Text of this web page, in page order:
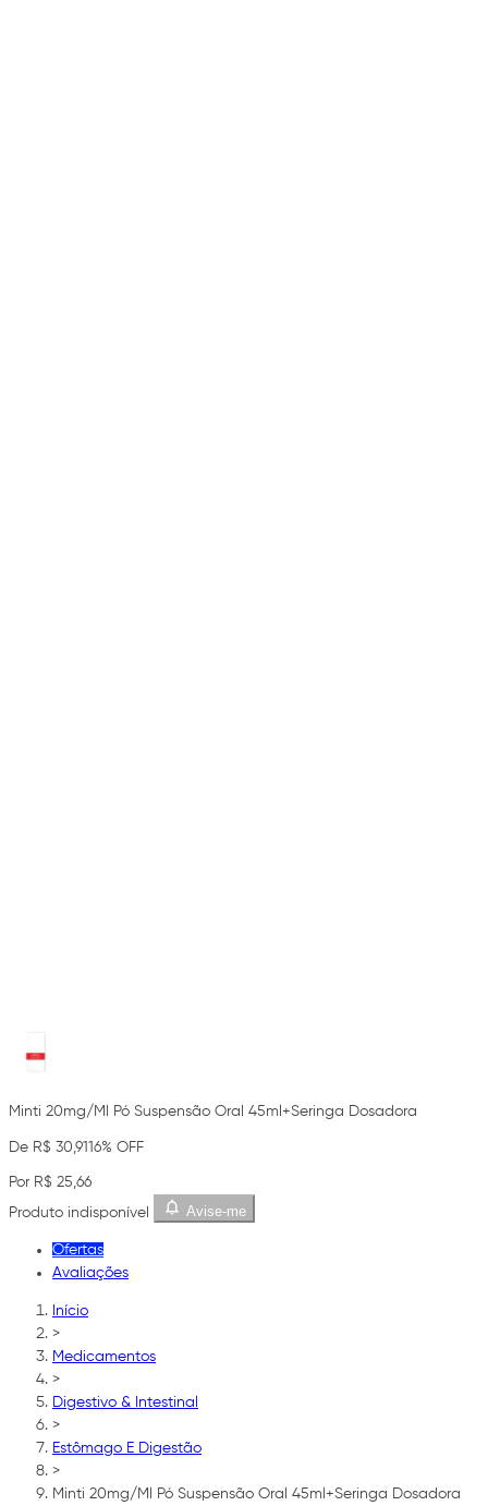
Minti 20mg/Ml Pó Suspensão Oral 45ml+Seringa Dosadora
De R$ 30,9116% OFF
Por R$ 25,66
Produto indisponível
Avise-me
Ofertas
Avaliações
Início
>
Medicamentos
>
Digestivo & Intestinal
>
Estômago E Digestão
>
Minti 20mg/Ml Pó Suspensão Oral 45ml+Seringa Dosadora